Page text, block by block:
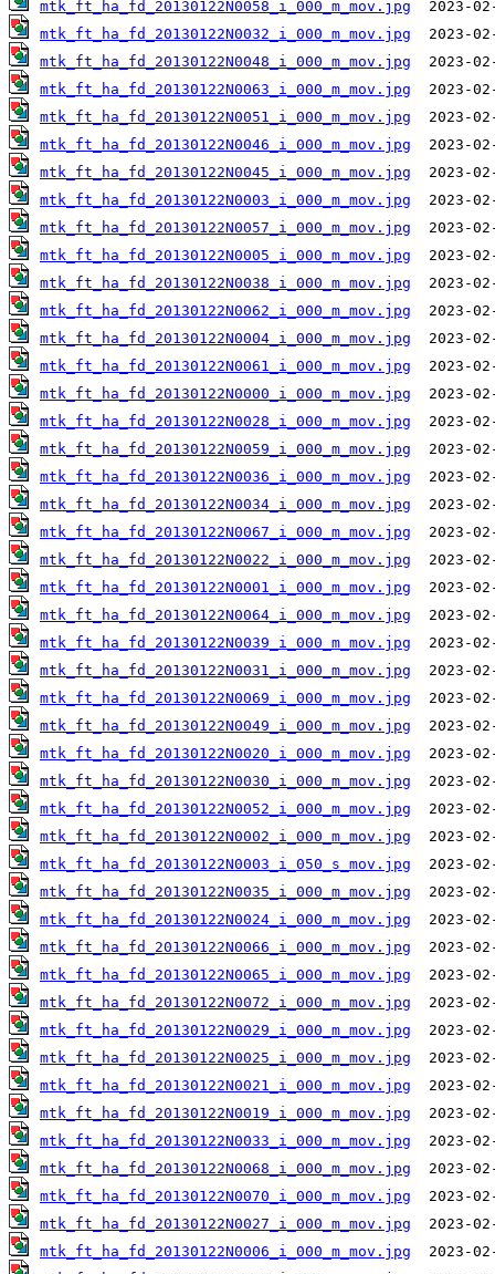
mtk_ft_ha_fd_20130122N0058_i_000_m_mov.jpg
mtk_ft_ha_fd_20130122N0032_i_000_m_mov.jpg
mtk_ft_ha_fd_20130122N0048_i_000_m_mov.jpg
mtk_ft_ha_fd_20130122N0063_i_000_m_mov.jpg
mtk_ft_ha_fd_20130122N0051_i_000_m_mov.jpg
mtk_ft_ha_fd_20130122N0046_i_000_m_mov.jpg
mtk_ft_ha_fd_20130122N0045_i_000_m_mov.jpg
mtk_ft_ha_fd_20130122N0003_i_000_m_mov.jpg
mtk_ft_ha_fd_20130122N0057_i_000_m_mov.jpg
mtk_ft_ha_fd_20130122N0005_i_000_m_mov.jpg
mtk_ft_ha_fd_20130122N0038_i_000_m_mov.jpg
mtk_ft_ha_fd_20130122N0062_i_000_m_mov.jpg
mtk_ft_ha_fd_20130122N0004_i_000_m_mov.jpg
mtk_ft_ha_fd_20130122N0061_i_000_m_mov.jpg
mtk_ft_ha_fd_20130122N0000_i_000_m_mov.jpg
mtk_ft_ha_fd_20130122N0028_i_000_m_mov.jpg
mtk_ft_ha_fd_20130122N0059_i_000_m_mov.jpg
mtk_ft_ha_fd_20130122N0036_i_000_m_mov.jpg
mtk_ft_ha_fd_20130122N0034_i_000_m_mov.jpg
mtk_ft_ha_fd_20130122N0067_i_000_m_mov.jpg
mtk_ft_ha_fd_20130122N0022_i_000_m_mov.jpg
mtk_ft_ha_fd_20130122N0001_i_000_m_mov.jpg
mtk_ft_ha_fd_20130122N0064_i_000_m_mov.jpg
mtk_ft_ha_fd_20130122N0039_i_000_m_mov.jpg
mtk_ft_ha_fd_20130122N0031_i_000_m_mov.jpg
mtk_ft_ha_fd_20130122N0069_i_000_m_mov.jpg
mtk_ft_ha_fd_20130122N0049_i_000_m_mov.jpg
mtk_ft_ha_fd_20130122N0020_i_000_m_mov.jpg
mtk_ft_ha_fd_20130122N0030_i_000_m_mov.jpg
mtk_ft_ha_fd_20130122N0052_i_000_m_mov.jpg
mtk_ft_ha_fd_20130122N0002_i_000_m_mov.jpg
mtk_ft_ha_fd_20130122N0003_i_050_s_mov.jpg
mtk_ft_ha_fd_20130122N0035_i_000_m_mov.jpg
mtk_ft_ha_fd_20130122N0024_i_000_m_mov.jpg
mtk_ft_ha_fd_20130122N0066_i_000_m_mov.jpg
mtk_ft_ha_fd_20130122N0065_i_000_m_mov.jpg
mtk_ft_ha_fd_20130122N0072_i_000_m_mov.jpg
mtk_ft_ha_fd_20130122N0029_i_000_m_mov.jpg
mtk_ft_ha_fd_20130122N0025_i_000_m_mov.jpg
mtk_ft_ha_fd_20130122N0021_i_000_m_mov.jpg
mtk_ft_ha_fd_20130122N0019_i_000_m_mov.jpg
mtk_ft_ha_fd_20130122N0033_i_000_m_mov.jpg
mtk_ft_ha_fd_20130122N0068_i_000_m_mov.jpg
mtk_ft_ha_fd_20130122N0070_i_000_m_mov.jpg
mtk_ft_ha_fd_20130122N0027_i_000_m_mov.jpg
mtk_ft_ha_fd_20130122N0006_i_000_m_mov.jpg